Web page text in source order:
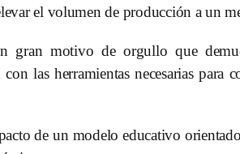
el volumen de producción a un
gran motivo de orgullo que
las herramientas necesarias para
de un modelo educativo